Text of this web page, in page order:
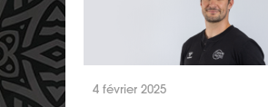
4 février 2025